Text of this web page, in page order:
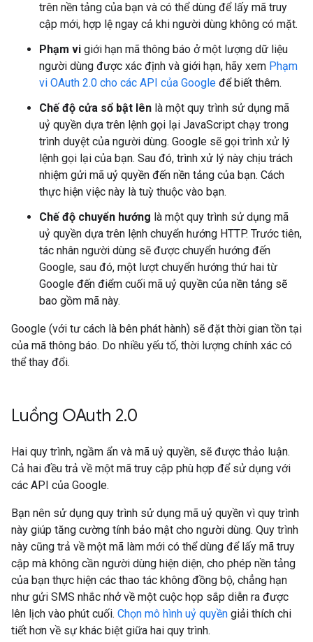
trên nền tảng của bạn và có thể dùng để lấy mã truy
cập mới, hợp lệ ngay cả khi người dùng không có mặt.
Phạm vi giới hạn mã thông báo ở một lượng dữ liệu
người dùng được xác định và giới hạn, hãy xem Phạm
vi OAuth 2.0 cho các API của Google để biết thêm.
Chế độ cửa sổ bật lên là một quy trình sử dụng mã
uỷ quyền dựa trên lệnh gọi lại JavaScript chạy trong
trình duyệt của người dùng. Google sẽ gọi trình xử lý
lệnh gọi lại của bạn. Sau đó, trình xử lý này chịu trách
nhiệm gửi mã uỷ quyền đến nền tảng của bạn. Cách
thực hiện việc này là tuỳ thuộc vào bạn.
Chế độ chuyển hướng là một quy trình sử dụng mã
uỷ quyền dựa trên lệnh chuyển hướng HTTP. Trước tiên,
tác nhân người dùng sẽ được chuyển hướng đến
Google, sau đó, một lượt chuyển hướng thứ hai từ
Google đến điểm cuối mã uỷ quyền của nền tảng sẽ
bao gồm mã này.
Google (với tư cách là bên phát hành) sẽ đặt thời gian tồn tại
của mã thông báo. Do nhiều yếu tố, thời lượng chính xác có
thể thay đổi.
Luồng OAuth 2.0
Hai quy trình, ngầm ẩn và mã uỷ quyền, sẽ được thảo luận.
Cả hai đều trả về một mã truy cập phù hợp để sử dụng với
các API của Google.
Bạn nên sử dụng quy trình sử dụng mã uỷ quyền vì quy trình
này giúp tăng cường tính bảo mật cho người dùng. Quy trình
này cũng trả về một mã làm mới có thể dùng để lấy mã truy
cập mà không cần người dùng hiện diện, cho phép nền tảng
của bạn thực hiện các thao tác không đồng bộ, chẳng hạn
như gửi SMS nhắc nhở về một cuộc họp sắp diễn ra được
lên lịch vào phút cuối. Chọn mô hình uỷ quyền giải thích chi
tiết hơn về sự khác biệt giữa hai quy trình.